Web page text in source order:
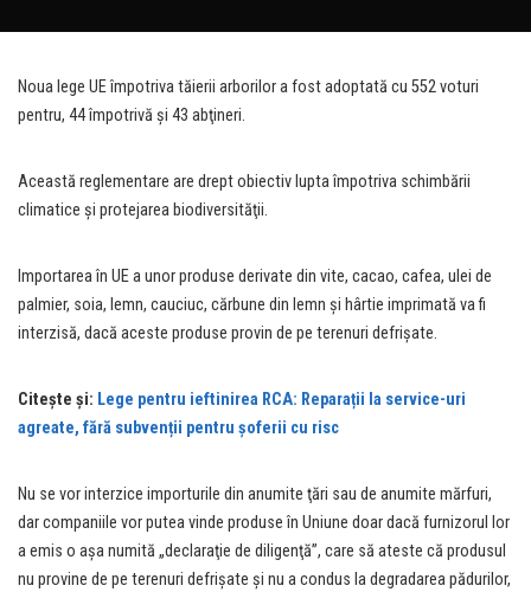
Noua lege UE împotriva tăierii arborilor a fost adoptată cu 552 voturi
pentru, 44 împotrivă şi 43 abţineri.
Această reglementare are drept obiectiv lupta împotriva schimbării
climatice şi protejarea biodiversităţii.
Importarea în UE a unor produse derivate din vite, cacao, cafea, ulei de
palmier, soia, lemn, cauciuc, cărbune din lemn şi hârtie imprimată va fi
interzisă, dacă aceste produse provin de pe terenuri defrişate.
Citește și: Lege pentru ieftinirea RCA: Reparații la service-uri
agreate, fără subvenții pentru șoferii cu risc
Nu se vor interzice importurile din anumite ţări sau de anumite mărfuri,
dar companiile vor putea vinde produse în Uniune doar dacă furnizorul lor
a emis o aşa numită „declaraţie de diligenţă”, care să ateste că produsul
nu provine de pe terenuri defrişate şi nu a condus la degradarea pădurilor,